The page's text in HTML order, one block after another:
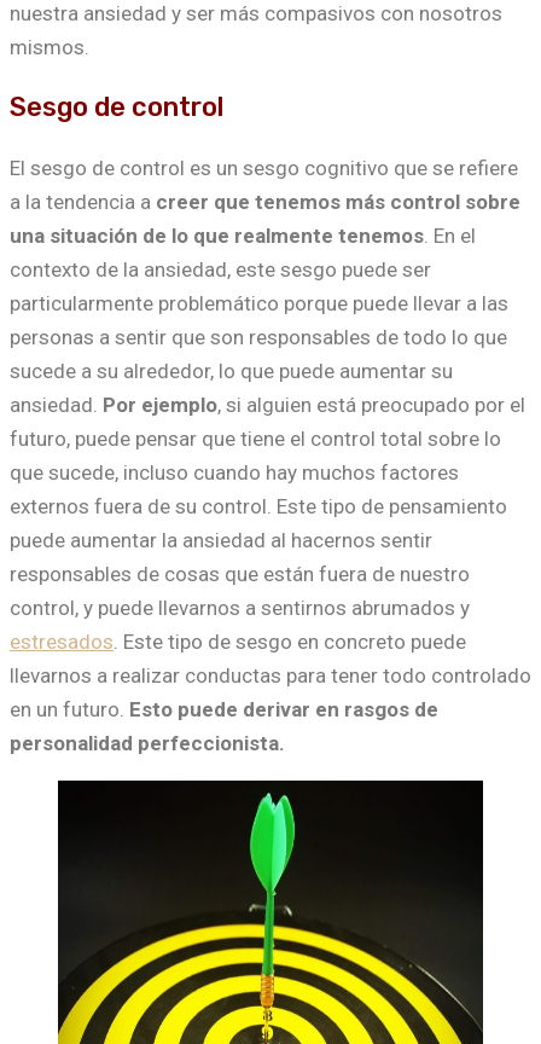
nuestra ansiedad y ser más compasivos con nosotros
mismos.
Sesgo de control
El sesgo de control es un sesgo cognitivo que se refiere
a la tendencia a creer que tenemos más control sobre
una situación de lo que realmente tenemos. En el
contexto de la ansiedad, este sesgo puede ser
particularmente problemático porque puede llevar a las
personas a sentir que son responsables de todo lo que
sucede a su alrededor, lo que puede aumentar su
ansiedad. Por ejemplo, si alguien está preocupado por el
futuro, puede pensar que tiene el control total sobre lo
que sucede, incluso cuando hay muchos factores
externos fuera de su control. Este tipo de pensamiento
puede aumentar la ansiedad al hacernos sentir
responsables de cosas que están fuera de nuestro
control, y puede llevarnos a sentirnos abrumados y
estresados. Este tipo de sesgo en concreto puede
llevarnos a realizar conductas para tener todo controlado
en un futuro. Esto puede derivar en rasgos de
personalidad perfeccionista.